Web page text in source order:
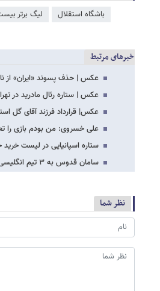
باشگاه استقلال لیگ برتر
خبرهای مرتبط
عکس | حذف پسوند «ایران» از
عکس | ستاره رئال مادرید در
عکس| قرارداد فرزند آقای گل
علی خسروی: من بودم بازی را
ستاره اسپانیایی در لیست خرید
سامان قدوس به ۳ تیم انگلیسی لینک شد
نظر شما